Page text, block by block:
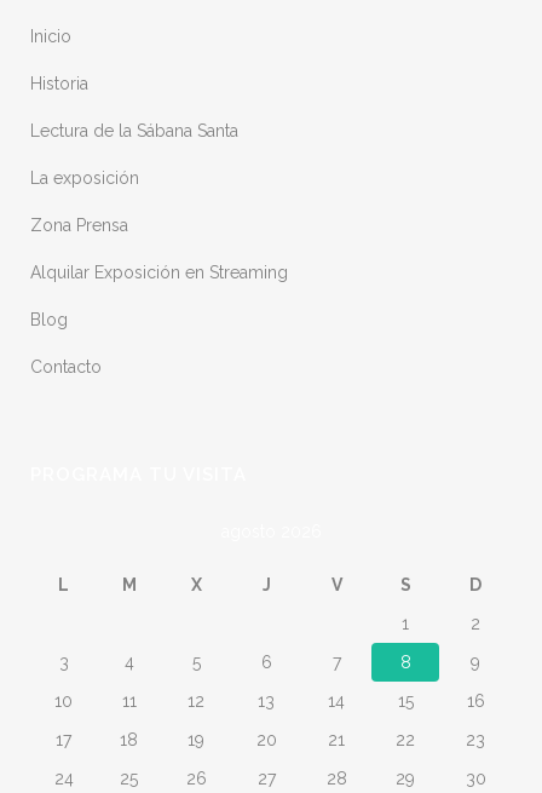
Inicio
Historia
Lectura de la Sábana Santa
La exposición
Zona Prensa
Alquilar Exposición en Streaming
Blog
Contacto
L M X J V S
D
1
2
3
4 5 6 7 8
9
10
11 12 13 14 15
16
17
18 19 20 21 22
23
24
25 26 27 28 29 30